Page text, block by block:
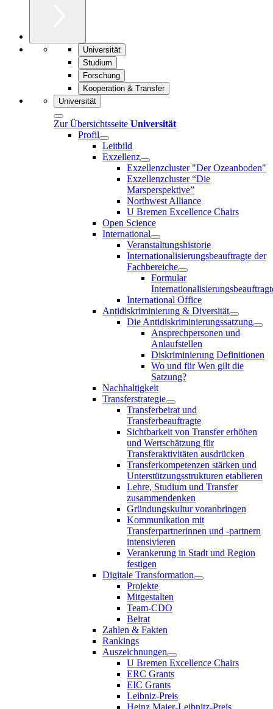
Universität
Studium
Forschung
Kooperation & Transfer
Universität
Zur Übersichtsseite Universität
Profil
Leitbild
Exzellenz
Exzellenzcluster "Der Ozeanboden"
Exzellenzcluster “Die
Marsperspektive”
Northwest Alliance
U Bremen Excellence Chairs
Open Science
International
Veranstaltungshistorie
Internationalisierungsbeauftragte der
Fachbereiche
Formular
International Office
Antidiskriminierung & Diversität
Die Antidiskriminierungssatzung
Ansprechpersonen und
Anlaufstellen
Diskriminierung Definitionen
Wo und für Wen gilt die
Satzung?
Nachhaltigkeit
Transferstrategie
Transferbeirat und
Transferbeauftragte
Sichtbarkeit von Transfer erhöhen
und Wertschätzung für
Transferaktivitäten ausdrücken
Transferkompetenzen stärken und
Unterstützungsstrukturen etablieren
Lehre, Studium und Transfer
zusammendenken
Gründungskultur voranbringen
Kommunikation mit
Transferpartnerinnen und -partnern
intensivieren
Verankerung in Stadt und Region
festigen
Digitale Transformation
Projekte
Mitgestalten
Team-CDO
Beirat
Zahlen & Fakten
Rankings
Auszeichnungen
U Bremen Excellence Chairs
ERC Grants
EIC Grants
Leibniz-Preis
Heinz Maier-Leibnitz-Preis